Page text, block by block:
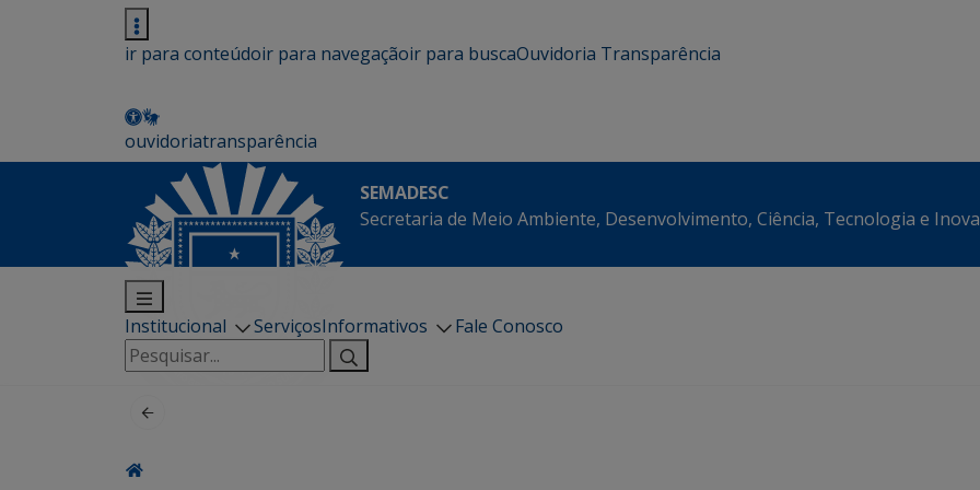
ir para conteúdoir para navegaçãoir para buscaOuvidoria Transparência
ouvidoriatransparência
SEMADESC
Secretaria de Meio Ambiente, Desenvolvimento, Ciência, Tecnologia e
Institucional ServiçosInformativos
Fale Conosco
Pesquisar
por: